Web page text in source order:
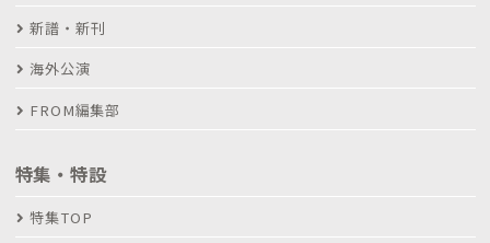
新譜・新刊
海外公演
FROM編集部
特集・特設
特集TOP